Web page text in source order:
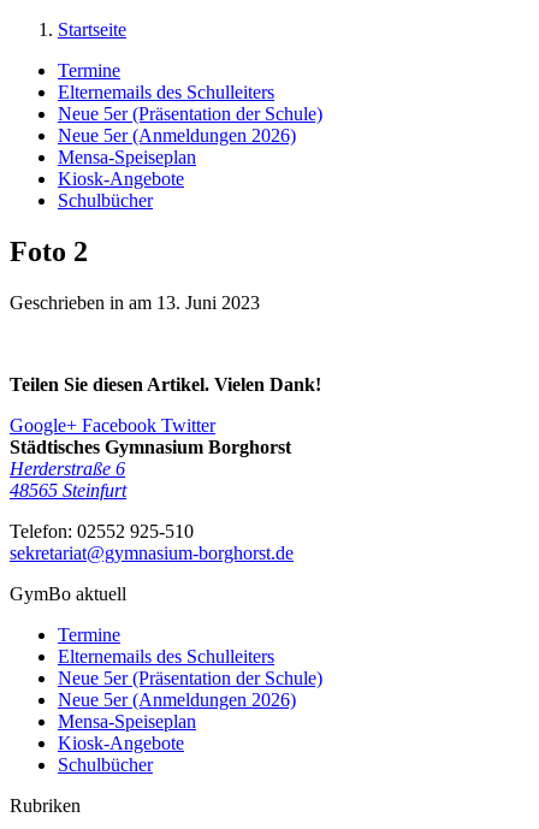
Startseite
Termine
Elternemails des Schulleiters
Neue 5er (Präsentation der Schule)
Neue 5er (Anmeldungen 2026)
Mensa-Speiseplan
Kiosk-Angebote
Schulbücher
Foto 2
Geschrieben in am 13. Juni 2023
Teilen Sie diesen Artikel. Vielen Dank!
Google+ Facebook Twitter
Städtisches Gymnasium Borghorst
Herderstraße 6
48565 Steinfurt
Telefon: 02552 925-510
sekretariat@gymnasium-borghorst.de
GymBo aktuell
Termine
Elternemails des Schulleiters
Neue 5er (Präsentation der Schule)
Neue 5er (Anmeldungen 2026)
Mensa-Speiseplan
Kiosk-Angebote
Schulbücher
Rubriken